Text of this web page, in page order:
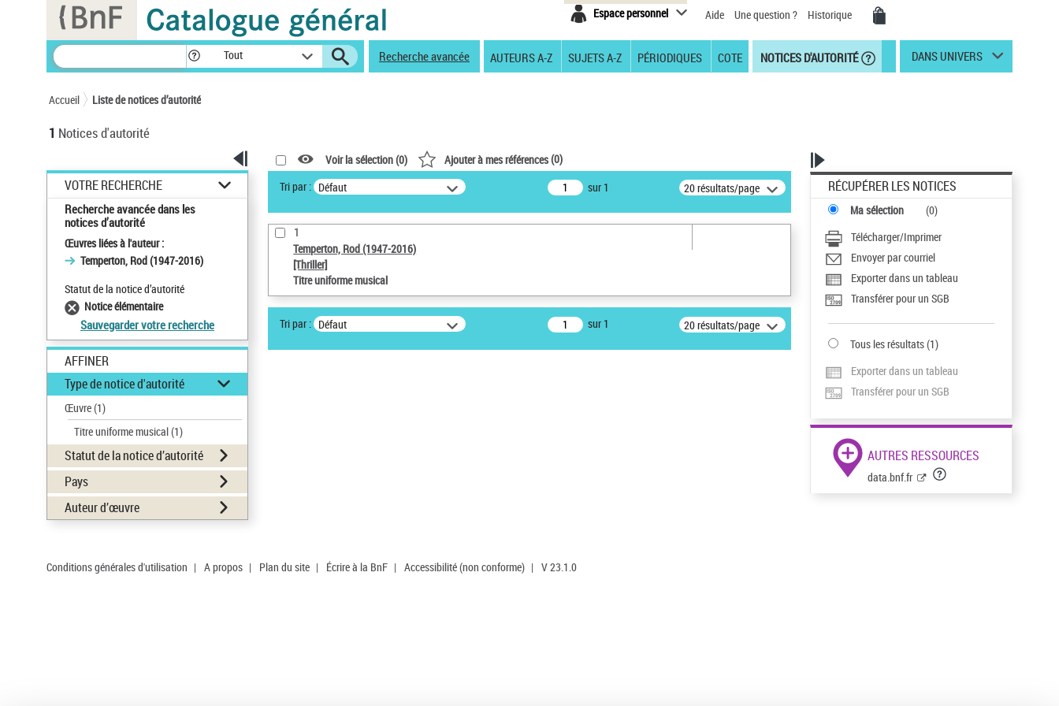
Espace personnel Aide Une question ? Historique
Tout Recherche avancée AUTEURS A-Z SUJETS A-Z PÉRIODIQUES COTE NOTICES D'AUTORITÉ DANS UNIVERS
Accueil Liste de notices d’autorité
1 Notices d'autorité
VOTRE RECHERCHE
Recherche avancée dans les
notices d’autorité
Œuvres liées à l'auteur :
Temperton, Rod (1947-2016)
Statut de la notice d’autorité
Notice élémentaire
Sauvegarder votre recherche
AFFINER
Type de notice d'autorité
Œuvre(1)
Titre uniforme musical(1)
Statut de la notice d’autorité
Pays
Auteur d’œuvre
Voir la sélection (0) Ajouter à mes références(0)
Tri par : Défaut sur 1 20 résultats/page
1
Temperton, Rod (1947-2016)
[Thriller]
Titre uniforme musical
Tri par : Défaut sur 1 20 résultats/page
RÉCUPÉRER LES NOTICES
Ma sélection (0)
Télécharger/Imprimer
Envoyer par courriel
Exporter dans un tableau
Transférer pour un SGB
Tous les résultats(1)
Exporter dans un tableau
Transférer pour un SGB
AUTRES RESSOURCES
data.bnf.fr
Conditions générales d'utilisation | A propos | Plan du site | Écrire à la BnF | Accessibilité (non conforme) | V 23.1.0
Panneau de gestion des cookies